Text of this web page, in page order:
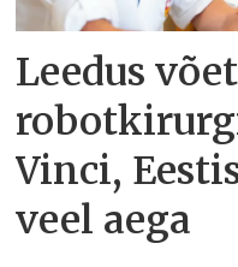
Leedus
Vinci,
veel aega